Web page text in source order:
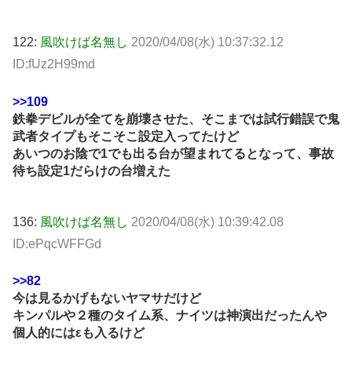
122: 風吹けば名無し 2020/04/08(水) 10:37:32.12
ID:fUz2H99md
>>109
鉄拳デビルが全てを崩壊させた、そこまでは試行錯誤で鬼
武者タイプもそこそこ設定入ってたけど
あいつのお陰で1でも出る台が望まれてるとなって、事故
待ち設定1だらけの台増えた
136: 風吹けば名無し 2020/04/08(水) 10:39:42.08
ID:ePqcWFFGd
>>82
今は見るかげもないヤマサだけど
キンパルや２種のタイム系、ナイツは神演出だったんや
個人的にはεも入るけど